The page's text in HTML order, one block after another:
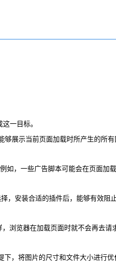
一目标。
够展示当前页面加载时所产生的所
如，一些广告脚本可能会在页面加
，安装合适的插件后，能够有效阻
浏览器在加载页面时就不会再去请
下，将图片的尺寸和文件大小进行优